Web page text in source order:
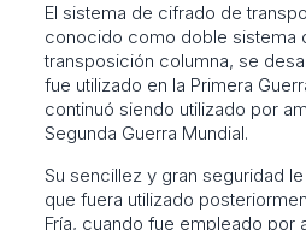
El sistema de cifrado de
conocido como doble sistema
transposición columna, se
fue utilizado en la Primera
continuó siendo utilizado por
Segunda Guerra Mundial.
Su sencillez y gran seguridad
que fuera utilizado
Fría, cuando fue empleado por